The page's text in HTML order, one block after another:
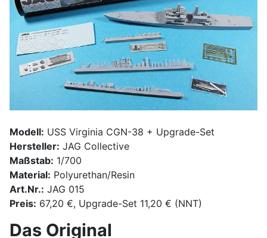
Modell: USS Virginia CGN-38 + Upgrade-Set
Hersteller: JAG Collective
Maßstab: 1/700
Material: Polyurethan/Resin
Art.Nr.: JAG 015
Preis: 67,20 €, Upgrade-Set 11,20 € (NNT)
Das Original